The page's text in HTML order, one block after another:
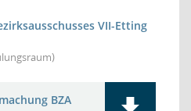
VII-Etting
BZA